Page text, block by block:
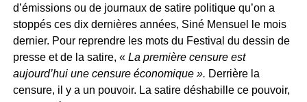
d’émissions ou de journaux de satire politique qu’on a
stoppés ces dix dernières années, Siné Mensuel le mois
dernier. Pour reprendre les mots du Festival du dessin de
presse et de la satire, « La première censure est
aujourd’hui une censure économique ». Derrière la
censure, il y a un pouvoir. La satire déshabille ce pouvoir,